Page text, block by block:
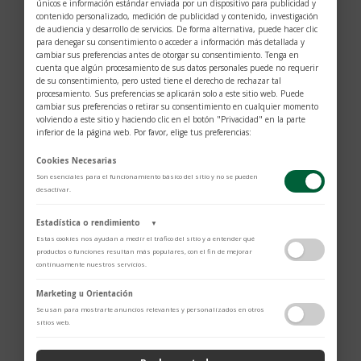
Para celebrar su colaboración con Alinghi Red
Pelagos FXD: un cronógrafo y un reloj que solo
indica la hora. Los modelos Pelagos FXD
novedades para TUDOR que van más allá de los
relojes. En 2022 se lanzó una colaboración a
únicos e información estándar enviada por un dispositivo para publicidad y
contenido personalizado, medición de publicidad y contenido, investigación
de audiencia y desarrollo de servicios. De forma alternativa, puede hacer clic
para denegar su consentimiento o acceder a información más detallada y
cambiar sus preferencias antes de otorgar su consentimiento. Tenga en
cuenta que algún procesamiento de sus datos personales puede no requerir
de su consentimiento, pero usted tiene el derecho de rechazar tal
procesamiento. Sus preferencias se aplicarán solo a este sitio web. Puede
cambiar sus preferencias o retirar su consentimiento en cualquier momento
volviendo a este sitio y haciendo clic en el botón "Privacidad" en la parte
inferior de la página web. Por favor, elige tus preferencias:
Cookies Necesarias
Son esenciales para el funcionamiento básico del sitio y no se pueden
desactivar.
Estadística o rendimiento
▼
Estas cookies nos ayudan a medir el tráfico del sitio y a entender qué
productos o funciones resultan más populares, con el fin de mejorar
continuamente nuestros servicios.
Adobe Analytics
Utilizamos Adobe Analytics para recopilar datos de uso anónimos, lo que
nos permite analizar el rendimiento de nuestro contenido y las
Marketing u Orientación
Se usan para mostrarte anuncios relevantes y personalizados en otros
sitios web.